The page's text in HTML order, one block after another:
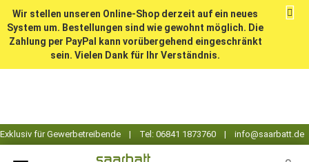
Wir stellen unseren Online-Shop derzeit auf ein neues
System um. Bestellungen sind wie gewohnt möglich. Die
Zahlung per PayPal kann vorübergehend eingeschränkt
sein. Vielen Dank für Ihr Verständnis.